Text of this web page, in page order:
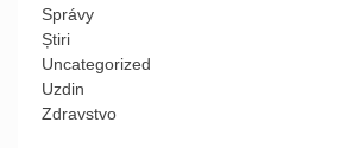
Správy
Știri
Uncategorized
Uzdin
Zdravstvo